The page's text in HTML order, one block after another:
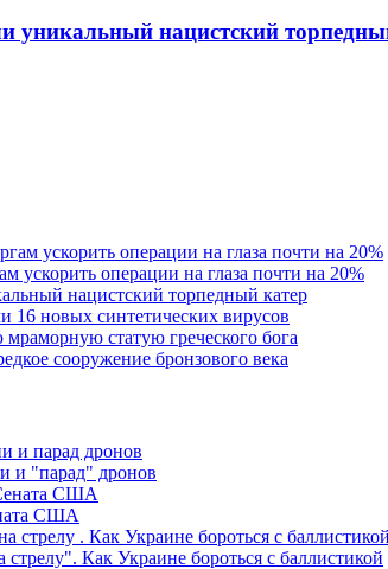
уникальный нацистский
ускорить операции на глаза почти на 20%
нацистский торпедный катер
новых синтетических вирусов
статую греческого бога
сооружение бронзового века
и "парад" дронов
США
Как Украине бороться с баллистикой